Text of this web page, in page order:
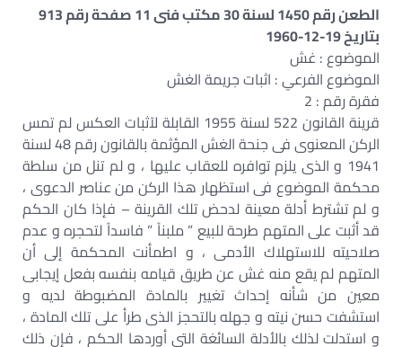
الطعن رقم 1450 لسنة 30 مكتب فنى 11 صفحة رقم 913
بتاريخ 19-12-1960
الموضوع : غش
الموضوع الفرعي : اثبات جريمة الغش
فقرة رقم : 2
قرينة القانون 522 لسنة 1955 القابلة لآثبات العكس لم تمس
الركن المعنوى فى جنحة الغش المؤثمة بالقانون رقم 48 لسنة
1941 و الذى يلزم توافره للعقاب عليها ، و لم تنل من سلطة
محكمة الموضوع فى استظهار هذا الركن من عناصر الدعوى ،
و لم تشترط أدلة معينة لدحض تلك القرينة – فإذا كان الحكم
قد أثبت على المتهم طرحة للبيع ” ملبناً ” فاسداً لتحجره و عدم
صلاحيته للاستهلاك الأدمى ، و اطمأنت المحكمة إلى أن
المتهم لم يقع منه غش عن طريق قيامه بنفسه بفعل إيجابى
معين من شأنه إحداث تغيير بالمادة المضبوطة لديه و
استشفت حسن نيته و جهله بالتحجز الذى طرأ على تلك المادة ،
و استدلت لذلك بالأدلة السائغة التى أوردها الحكم ، فإن ذلك